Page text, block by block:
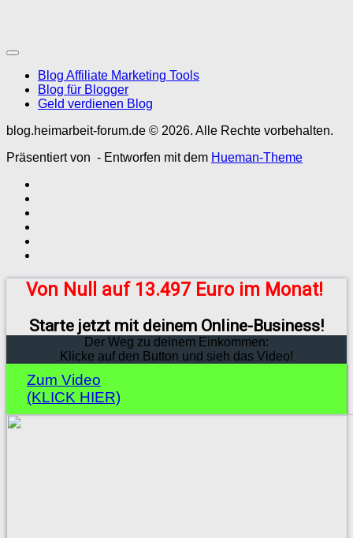
Blog Affiliate Marketing Tools
Blog für Blogger
Geld verdienen Blog
blog.heimarbeit-forum.de © 2026. Alle Rechte vorbehalten.
Präsentiert von - Entworfen mit dem Hueman-Theme
Von Null auf 13.497 Euro im Monat!
Starte jetzt mit deinem Online-Business!
Der Weg zu deinem Einkommen:
Klicke auf den Button und sieh das Video!
Zum Video
(KLICK HIER)